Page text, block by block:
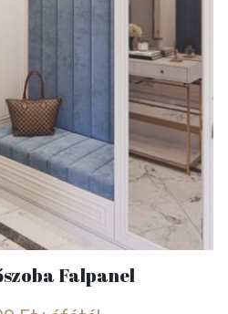
Falpanel